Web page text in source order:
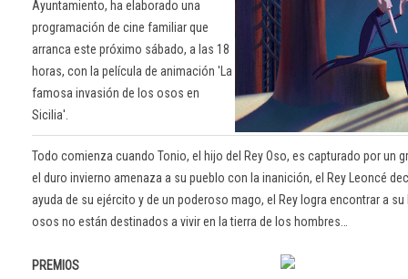
Ayuntamiento, ha elaborado una
programación de cine familiar que
arranca este próximo sábado, a las 18
horas, con la película de animación 'La
famosa invasión de los osos en
Sicilia'.
Todo comienza cuando Tonio, el hijo del Rey Oso, es capturado por un
el duro invierno amenaza a su pueblo con la inanición, el Rey Leoncé
ayuda de su ejército y de un poderoso mago, el Rey logra encontrar a
osos no están destinados a vivir en la tierra de los hombres…
PREMIOS